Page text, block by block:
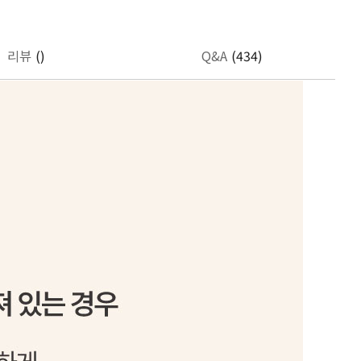
리뷰 () Q&A (434)